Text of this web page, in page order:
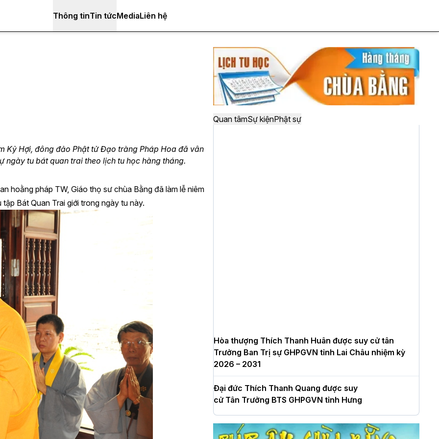
Thông tinTin tứcMediaLiên hệ
Kỷ Hợi, đông đảo Phật tử Đạo tràng Pháp Hoa đã vân
ngày tu bát quan trai theo lịch tu học hàng tháng.
hoằng pháp TW, Giáo thọ sư chùa Bằng đã làm lễ niêm
Bát Quan Trai giới trong ngày tu này.
Quan tâmSự kiệnPhật sự
Hòa thượng Thích Thanh Huân được suy cử tân
Trưởng Ban Trị sự GHPGVN tỉnh Lai Châu nhiệm kỳ
2026 – 2031
Đại đức Thích Thanh Quang được suy
cử Tân Trưởng BTS GHPGVN tỉnh Hưng
Yên nhiệm kỳ 2026 – 2031